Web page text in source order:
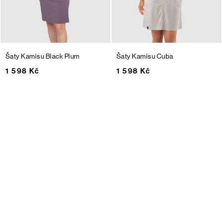
Šaty Kamisu Black Plum
1 598 Kč
Šaty KamisuCuba
1 598 Kč